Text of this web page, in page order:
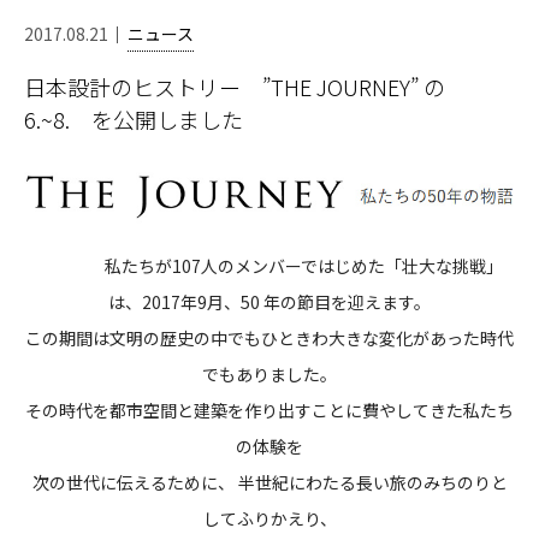
NEWS
CORPORATE
CONTACT
プライバシーポリシー
2017.08.21 ニュース
日本設計のヒストリー ”THE JOURNEY” の
6.~8. を公開しました
私たちが107人のメンバーではじめた「壮大な挑戦」
は、2017年9月、50 年の節目を迎えます。
この期間は文明の歴史の中でもひときわ大きな変化があった時代
でもありました。
その時代を都市空間と建築を作り出すことに費やしてきた私たち
の体験を
次の世代に伝えるために、 半世紀にわたる長い旅のみちのりと
してふりかえり、